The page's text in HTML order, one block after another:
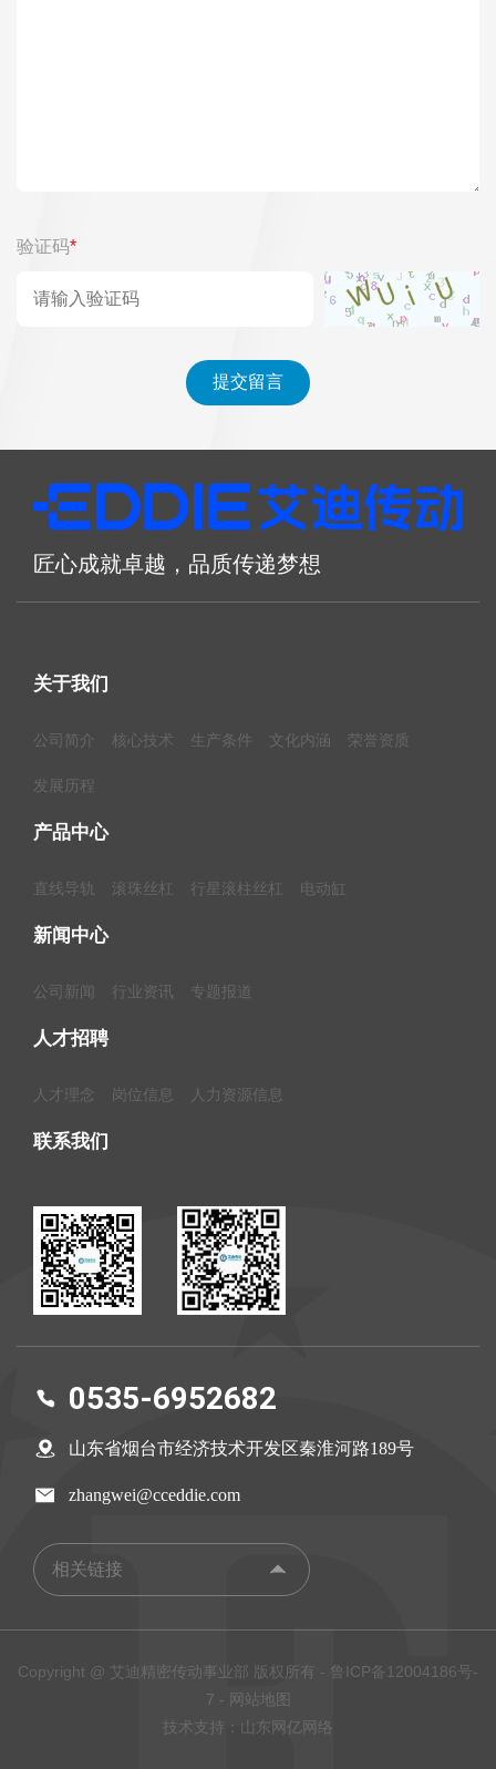
验证码*
匠心成就卓越，品质传递梦想
0535-6952682
山东省烟台市经济技术开发区秦淮河路189号
zhangwei@cceddie.com
相关链接
关于我们
公司简介 核心技术 生产条件 文化内涵 荣誉资质
发展历程
产品中心
直线导轨 滚珠丝杠 行星滚柱丝杠 电动缸
新闻中心
公司新闻 行业资讯 专题报道
人才招聘
人才理念 岗位信息 人力资源信息
联系我们
Copyright @ 艾迪精密传动事业部 版权所有 - 鲁ICP备12004186号-
7 - 网站地图
技术支持：山东网亿网络